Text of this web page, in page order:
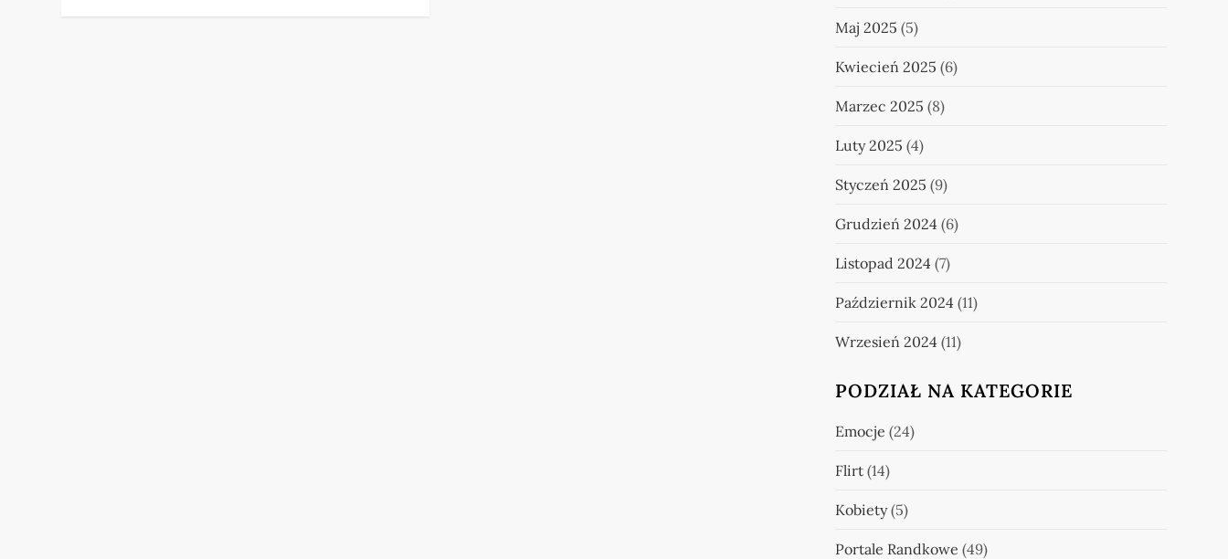
Maj 2025 (5)
Kwiecień 2025 (6)
Marzec 2025 (8)
Luty 2025 (4)
Styczeń 2025 (9)
Grudzień 2024(6)
Listopad 2024(7)
Październik 2024(11)
Wrzesień 2024(11)
PODZIAŁ NA KATEGORIE
Emocje (24)
Flirt(14)
Kobiety(5)
Portale Randkowe (49)